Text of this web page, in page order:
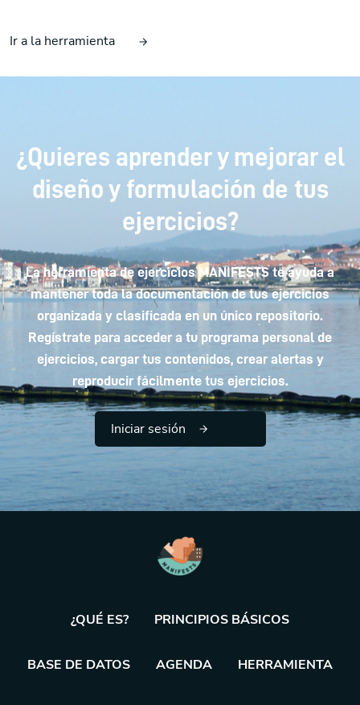
Ir a la herramienta
¿Quieres aprender y mejorar el
diseño y formulación de tus
ejercicios?
La herramienta de ejercicios MANIFESTS te ayuda a
mantener toda la documentación de tus ejercicios
organizada y clasificada en un único repositorio.
Regístrate para acceder a tu programa personal de
ejercicios, cargar tus contenidos, crear alertas y
reproducir fácilmente tus ejercicios.
Iniciar sesión
¿QUÉ ES? PRINCIPIOS BÁSICOS
BASE DE DATOS AGENDA HERRAMIENTA